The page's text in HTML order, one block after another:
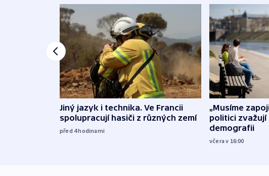
Jiný jazyk i technika. Ve Francii
spolupracují hasiči z různých zemí
před 4hodinami
„Musíme
politici zvažují
demografii
včera v 16:00